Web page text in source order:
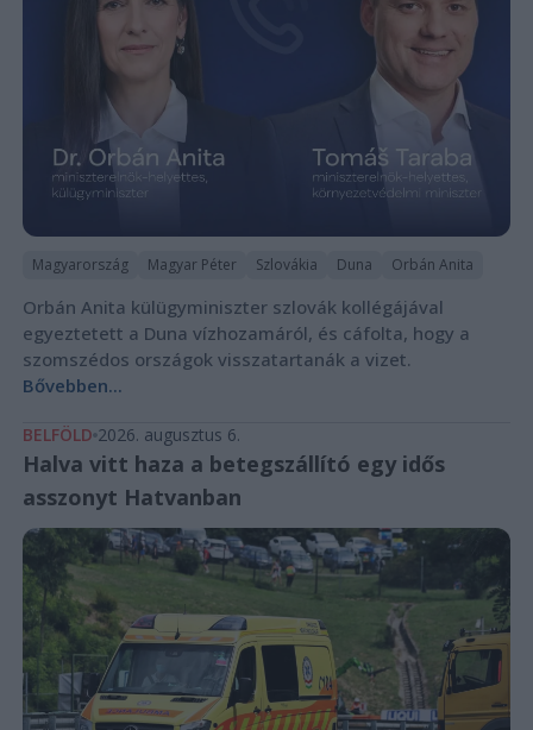
Magyarország Magyar Péter Szlovákia Duna Orbán Anita
Orbán Anita külügyminiszter szlovák kollégájával
egyeztetett a Duna vízhozamáról, és cáfolta, hogy a
szomszédos országok visszatartanák a vizet.
Bővebben...
BELFÖLD 2026. augusztus 6.
Halva vitt haza a betegszállító egy idős
asszonyt Hatvanban